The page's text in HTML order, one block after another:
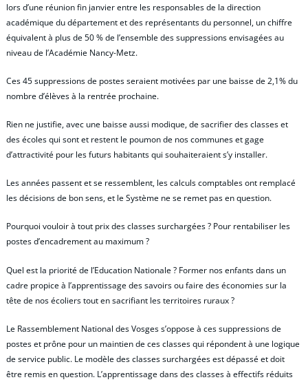
lors d’une réunion fin janvier entre les responsables de la direction
académique du département et des représentants du personnel, un chiffre
équivalent à plus de 50 % de l’ensemble des suppressions envisagées au
niveau de l’Académie Nancy-Metz.
Ces 45 suppressions de postes seraient motivées par une baisse de 2,1% du
nombre d’élèves à la rentrée prochaine.
Rien ne justifie, avec une baisse aussi modique, de sacrifier des classes et
des écoles qui sont et restent le poumon de nos communes et gage
d’attractivité pour les futurs habitants qui souhaiteraient s’y installer.
Les années passent et se ressemblent, les calculs comptables ont remplacé
les décisions de bon sens, et le Système ne se remet pas en question.
Pourquoi vouloir à tout prix des classes surchargées ? Pour rentabiliser les
postes d’encadrement au maximum ?
Quel est la priorité de l’Education Nationale ? Former nos enfants dans un
cadre propice à l’apprentissage des savoirs ou faire des économies sur la
tête de nos écoliers tout en sacrifiant les territoires ruraux ?
Le Rassemblement National des Vosges s’oppose à ces suppressions de
postes et prône pour un maintien de ces classes qui répondent à une logique
de service public. Le modèle des classes surchargées est dépassé et doit
être remis en question. L’apprentissage dans des classes à effectifs réduits